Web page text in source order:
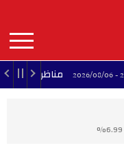
contenu
principal
MAIN
NAVIGATION
مناظرة انتداب أساتذة..